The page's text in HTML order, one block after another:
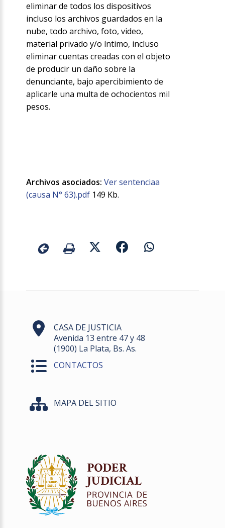
eliminar de todos los dispositivos
incluso los archivos guardados en la
nube, todo archivo, foto, video,
material privado y/o íntimo, incluso
eliminar cuentas creadas con el objeto
de producir un daño sobre la
denunciante, bajo apercibimiento de
aplicarle una multa de ochocientos mil
pesos.
Archivos asociados: Ver sentenciaa
(causa N° 63).pdf 149 Kb.
CASA DE JUSTICIA
Avenida 13 entre 47 y 48
(1900) La Plata, Bs. As.
CONTACTOS
MAPA DEL SITIO